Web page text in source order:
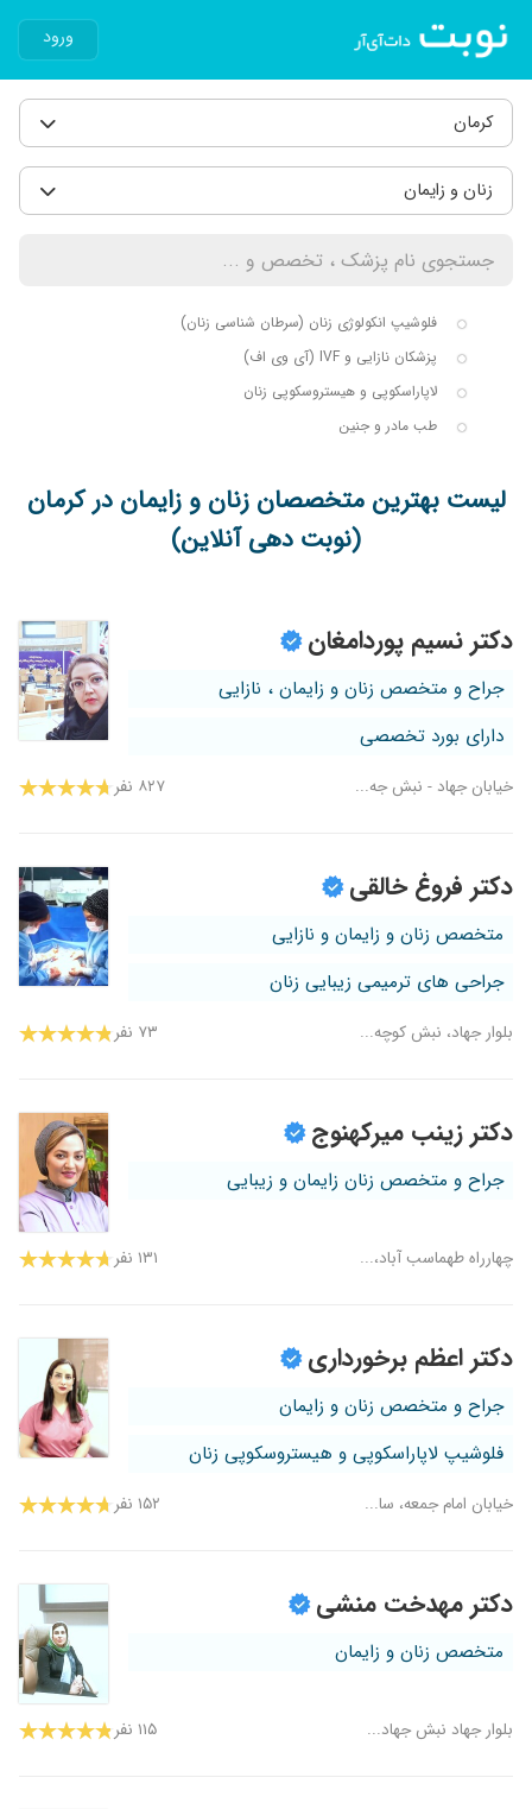
ورود
کرمان
زنان و زایمان
فلوشیپ انکولوژی زنان (سرطان شناسی زنان)
پزشکان نازایی و IVF (آی وی اف)
لاپاراسکوپی و هیستروسکوپی زنان
طب مادر و جنین
لیست بهترین متخصصان زنان و زایمان در کرمان
(نوبت دهی آنلاین)
دکتر نسیم پوردامغان
جراح و متخصص زنان و زایمان ، نازایی
دارای بورد تخصصی
خیابان جهاد - نبش جه... ۸۲۷ نفر
دکتر فروغ خالقی
متخصص زنان و زایمان و نازایی
جراحی های ترمیمی زیبایی زنان
بلوار جهاد، نبش کوچه... ۷۳ نفر
دکتر زینب میرکهنوج
جراح و متخصص زنان زایمان و زیبایی
چهارراه طهماسب آباد،... ۱۳۱ نفر
دکتر اعظم برخورداری
جراح و متخصص زنان و زایمان
فلوشیپ لاپاراسکوپی و هیستروسکوپی زنان
خیابان امام جمعه، سا... ۱۵۲ نفر
دکتر مهدخت منشی
متخصص زنان و زایمان
بلوار جهاد نبش جهاد... ۱۱۵ نفر